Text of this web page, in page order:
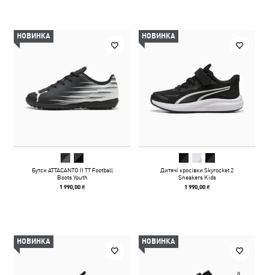
НОВИНКА
Бутси ATTACANTO II TT Football
Boots Youth
1 990,00 ₴
НОВИНКА
Дитячі кросівки Skyrocket 2
Sneakers Kids
1 990,00 ₴
НОВИНКА НОВИНКА